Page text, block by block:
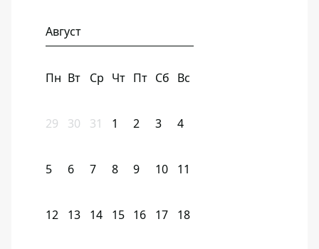
Август
Пн Вт Ср Чт Пт Сб Вс
29 30 31 1 2 3 4
5 6 7 8 9 10 11
12 13 14 15 16 17 18